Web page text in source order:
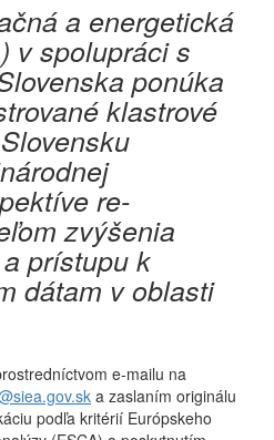
a energetická
v spolupráci s
ponúka
klastrové
re-
zvýšenia
prístupu k
dátam v oblasti
e-mailu na
a zaslaním originálu
podľa kritérií Európskeho